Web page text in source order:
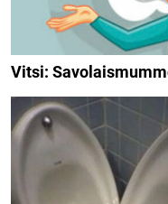
Vitsi: